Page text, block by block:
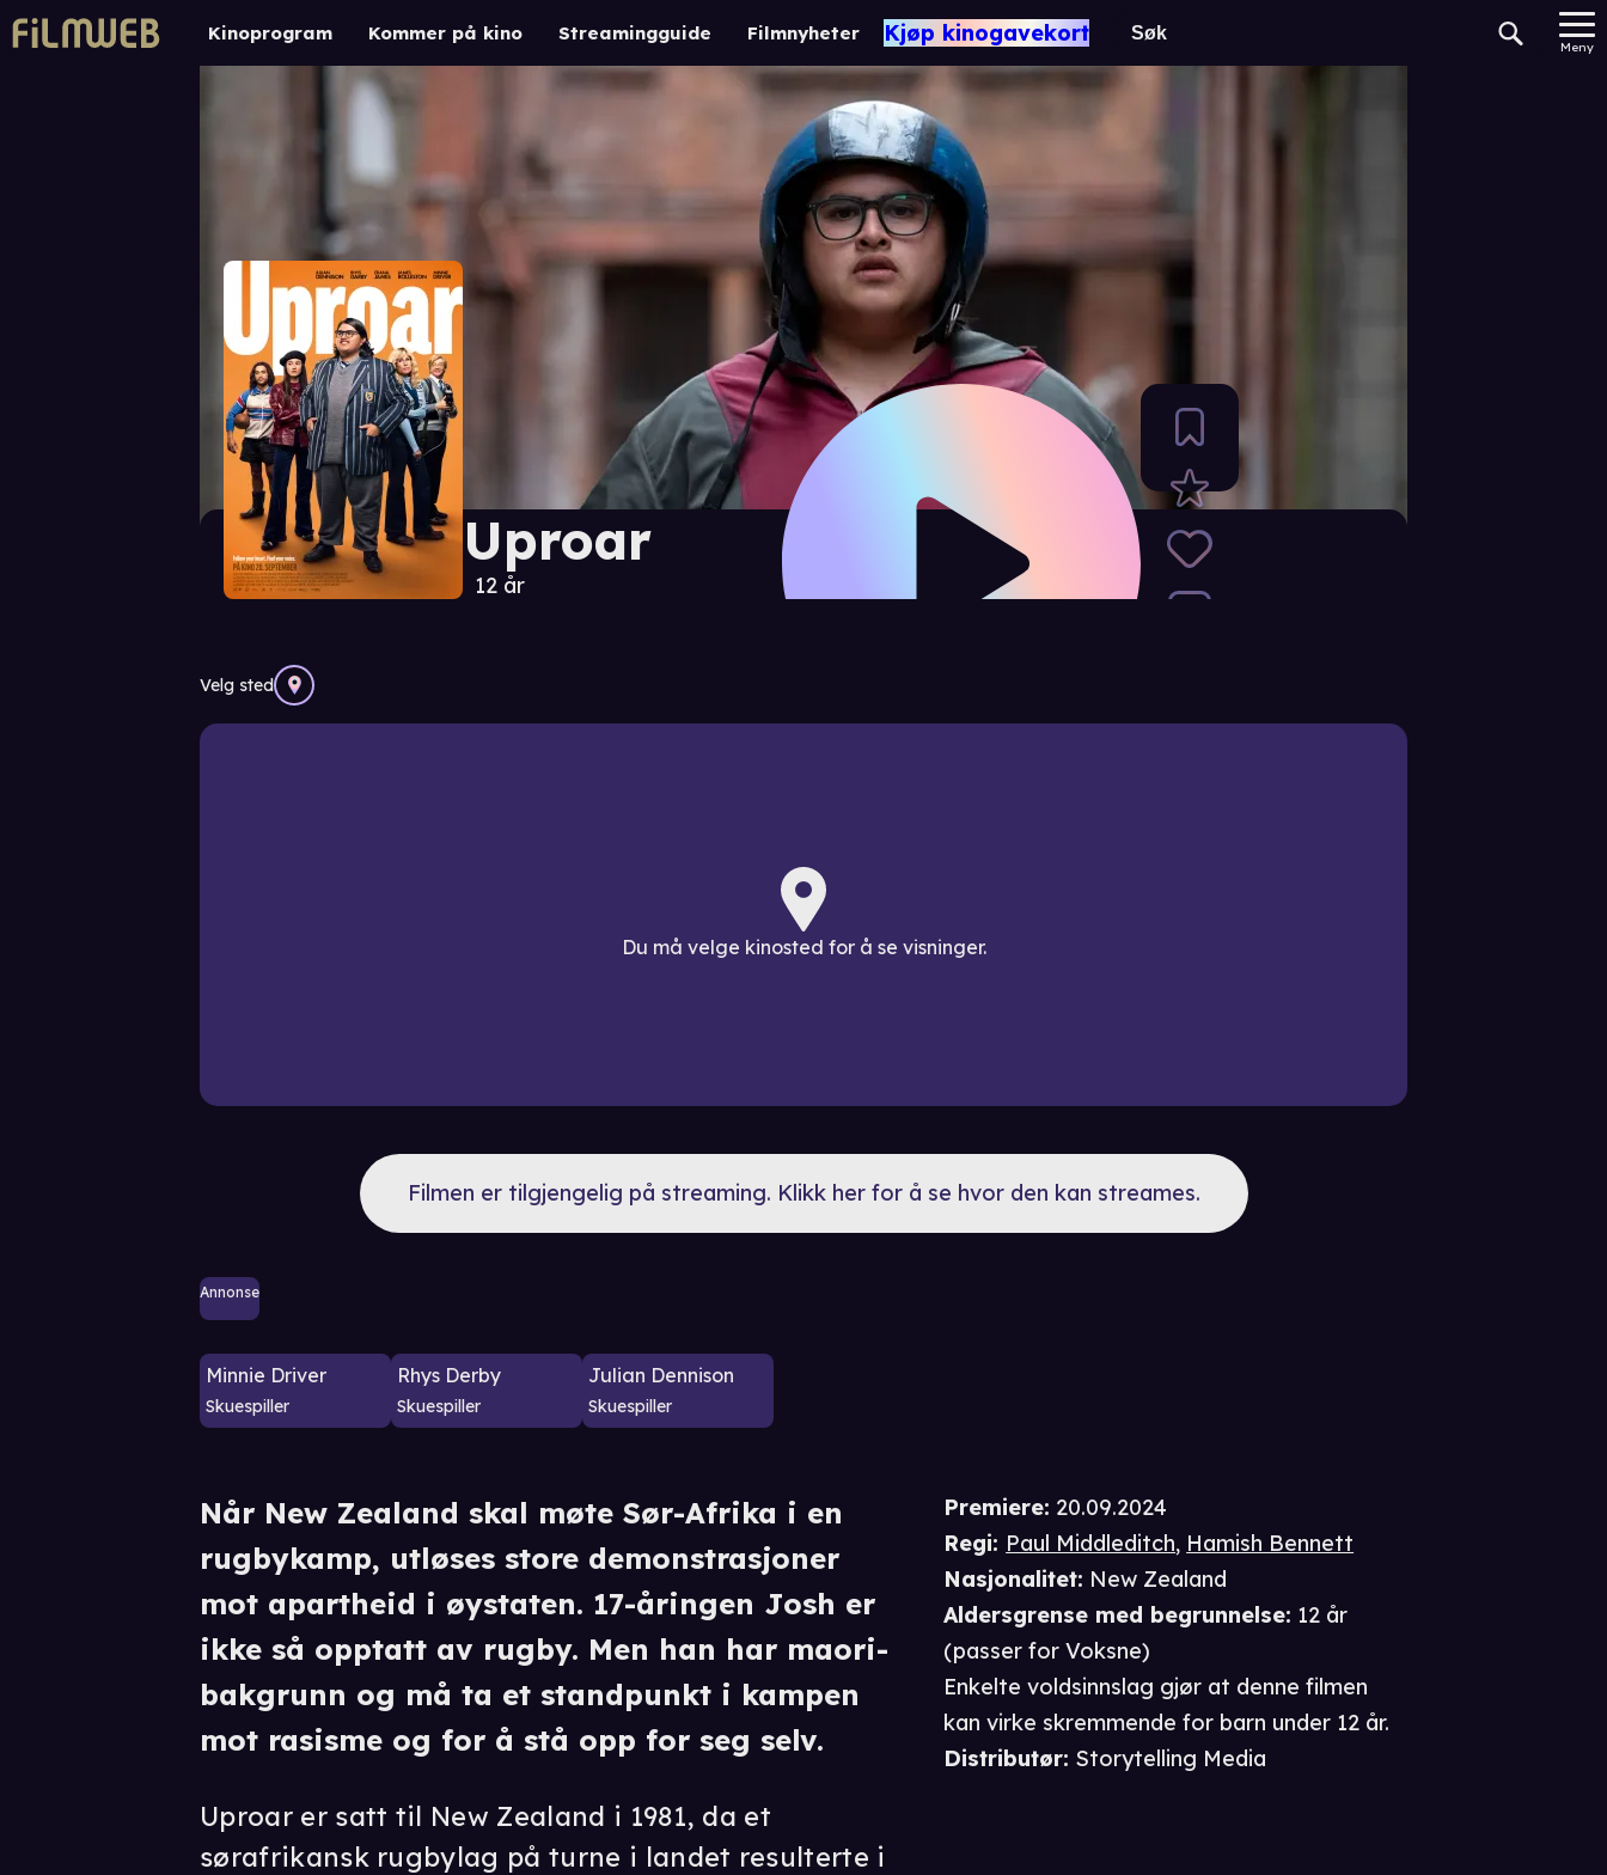
Kinoprogram Kommer på kino Streamingguide Filmnyheter Kjøp kinogavekort
Meny
Uproar
12 år
Velg sted
Du må velge kinosted for å se visninger.
Filmen er tilgjengelig på streaming. Klikk her for å se hvor den kan streames.
Annonse
Minnie Driver
Skuespiller
Rhys Derby
Skuespiller
Julian Dennison
Skuespiller
Premiere: 20.09.2024
Regi: Paul Middleditch, Hamish Bennett
Nasjonalitet: New Zealand
Aldersgrense med begrunnelse: 12 år
(passer forVoksne)
Enkelte voldsinnslag gjør at denne filmen
kan virke skremmende for barn under 12 år.
Distributør: Storytelling Media
Når New Zealand skal møte Sør-Afrika i en
rugbykamp, utløses store demonstrasjoner
mot apartheid i øystaten. 17-åringen Josh er
ikke så opptatt av rugby. Men han har maori-
bakgrunn og må ta et standpunkt i kampen
mot rasisme og for å stå opp for seg selv.
Uproar er satt til New Zealand i 1981, da et
sørafrikansk rugbylag på turne i landet resulterte i